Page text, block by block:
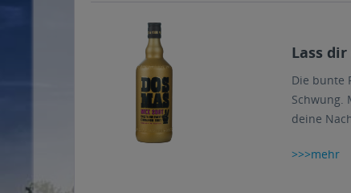
Lass
Die bunte
Schwung.
deine
>>>mehr